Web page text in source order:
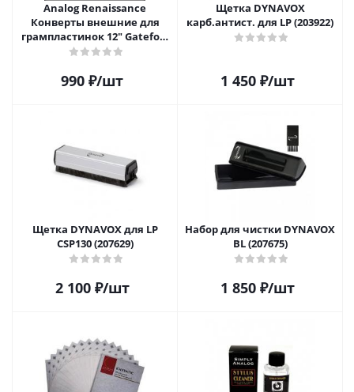
Analog Renaissance
Конверты внешние для
грампластинок 12" Gatefold
(25 шт)
990 ₽/шт
Щетка DYNAVOX
карб.антист. для LP (203922)
1 450₽/шт
Щетка DYNAVOX для LP
CSP130 (207629)
2 100₽/шт
Набор для чистки DYNAVOX
BL (207675)
1 850₽/шт